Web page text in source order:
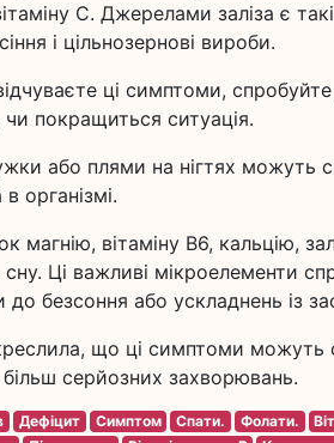
С. Джерелами заліза є
і цільнозернові вироби.
ці симптоми,
чи покращиться ситуація.
або плями на нігтях можуть
в організмі.
магнію, вітаміну В6, кальцію,
Ці важливі мікроелементи
до безсоння або ускладнень із
що ці симптоми можуть
більш серйозних захворювань.
Дефіцит Симптом Спати. Фолати.